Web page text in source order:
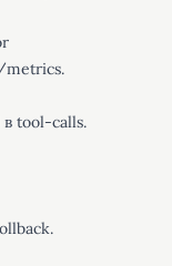
tool-calls.